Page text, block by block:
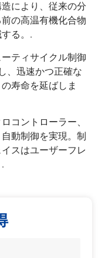
により、従来の分
の高温有機化合物
る。.
ティサイクル制御
、迅速かつ正確な
寿命を延ばしま
コントローラー、
動制御を実現。制
スはユーザーフレ